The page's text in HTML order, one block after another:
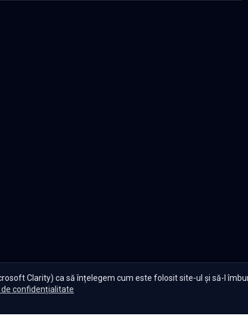
Clarity) ca să înțelegem cum este folosit site-ul și să-l
de confidențialitate